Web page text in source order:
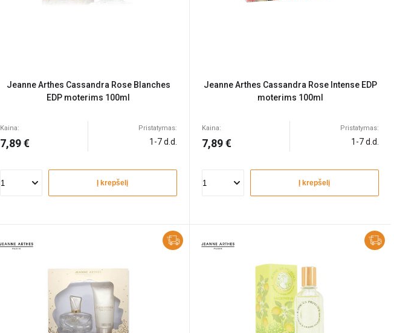
Jeanne Arthes Cassandra Rose Blanches
EDP moterims 100ml
Kaina:
7,89 €
Pristatymas:
1-7 d.d.
Į krepšelį
Jeanne Arthes Cassandra Rose Intense EDP
moterims 100ml
Kaina:
7,89 €
Pristatymas:
1-7 d.d.
Į krepšelį